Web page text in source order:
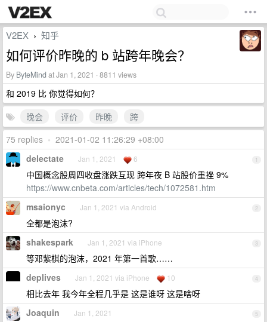
V2EX › 知乎
如何评价昨晚的 b 站跨年晚会？
By ByteMind at Jan 1, 2021 · 8811 views
和 2019 比 你觉得如何？
晚会
评价 昨晚
跨
75 replies • 2021-01-02 11:26:29 +08:00
1
delectate Jan 1, 2021 6
中国概念股周四收盘涨跌互现 跨年夜 B 站股价重挫 9%
https://www.cnbeta.com/articles/tech/1072581.htm
2
msaionyc Jan 1, 2021 via Android
全都是泡沫?
3
shakespark Jan 1, 2021 via iPhone
等邓紫棋的泡沫，2021 年第一首歌……
4
deplives Jan 1, 2021 via iPhone 10
相比去年 我今年全程几乎是 这是谁呀 这是啥呀
5
Joaquin Jan 1, 2021